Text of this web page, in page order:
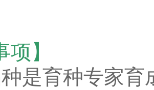
项】
是育种专家